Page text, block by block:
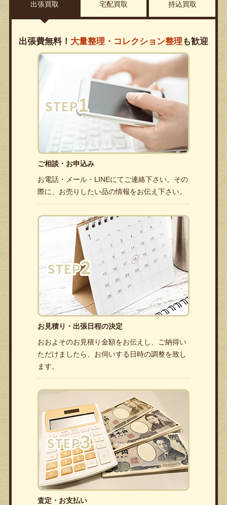
出張買取 宅配買取 持込買取
出張費無料！ 大量整理・コレクション整理 も歓迎
ご相談・お申込み
お電話・メール・LINEにてご連絡下さい。その
際に、お売りしたい品の情報をお伝え下さい。
お見積り・出張日程の決定
おおよそのお見積り金額をお伝えし、ご納得い
ただけましたら、お伺いする日時の調整を致し
ます。
査定・お支払い